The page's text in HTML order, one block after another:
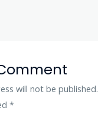
will not be published.
*